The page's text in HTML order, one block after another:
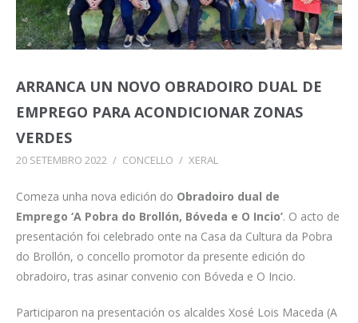
ARRANCA UN NOVO OBRADOIRO DUAL DE
EMPREGO PARA ACONDICIONAR ZONAS
VERDES
20 SETEMBRO 2022 / CONCELLO / XERAL
Comeza unha nova edición do Obradoiro dual de
Emprego ‘A Pobra do Brollón, Bóveda e O Incio’. O acto de
presentación foi celebrado onte na Casa da Cultura da Pobra
do Brollón, o concello promotor da presente edición do
obradoiro, tras asinar convenio con Bóveda e O Incio.
Participaron na presentación os alcaldes Xosé Lois Maceda (A